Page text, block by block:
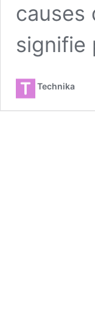
causes
signifie
Technika